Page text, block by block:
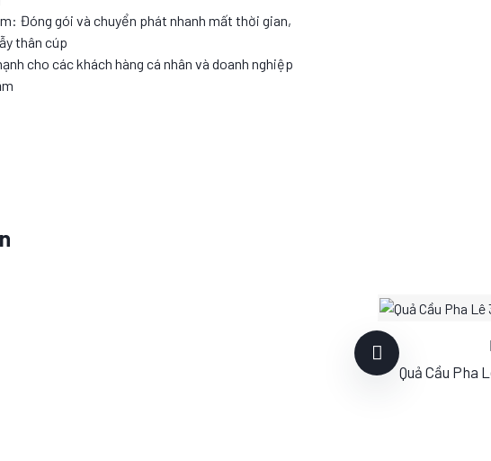
Đóng gói và chuyển phát nhanh mất thời gian,
thân cúp
cho các khách hàng cá nhân và doanh nghiệp
Quả Cầu Pha